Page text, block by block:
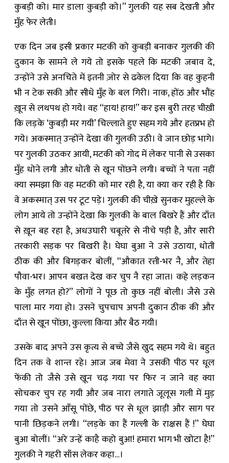
कुबड़ी को। मार डाला कुबड़ी को।” गुलकी यह सब देखती और
मुँह फेर लेती।
एक दिन जब इसी प्रकार मटकी को कुबड़ी बनाकर गुलकी की
दुकान के सामने ले गये तो इसके पहले कि मटकी जबाव दे,
उन्होंने उसे अनचिते में इतनी ज़ोर से ढकेल दिया कि वह कुहनी
भी न टेक सकी और सीधे मुँह के बल गिरी। नाक, होंठ और भौंह
ख़ून से लथपथ हो गये। वह “हाय! हाय!” कर इस बुरी तरह चीख़ी
कि लड़के ‘कुबड़ी मर गयी’ चिल्लाते हुए सहम गये और हतप्रभ हो
गये। अकस्मात् उन्होंने देखा की गुलकी उठी। वे जान छोड़ भागे।
पर गुलकी उठकर आयी, मटकी को गोद में लेकर पानी से उसका
मुँह धोने लगी और धोती से खून पोंछने लगी। बच्चों ने पता नहीं
क्या समझा कि वह मटकी को मार रही है, या क्या कर रही है कि
वे अकस्मात् उस पर टूट पड़े। गुलकी की चीख़े सुनकर मुहल्ले के
लोग आये तो उन्होंने देखा कि गुलकी के बाल बिखरे हैं और दाँत
से ख़ून बह रहा है, अधउघारी चबूतरे से नीचे पड़ी है, और सारी
तरकारी सड़क पर बिखरी है। घेघा बुआ ने उसे उठाया, धोती
ठीक की और बिगड़कर बोलीं, “औकात रत्ती-भर नै, और तेहा
पौवा-भर। आपन बखत देख कर चुप नै रहा जात। कहे लड़कन
के मुँह लगत हो?” लोगों ने पूछ तो कुछ नहीं बोली। जैसे उसे
पाला मार गया हो। उसने चुपचाप अपनी दुकान ठीक की और
दाँत से खू़न पोंछा, कुल्ला किया और बैठ गयी।
उसके बाद अपने उस कृत्य से बच्चे जैसे खु़द सहम गये थे। बहुत
दिन तक वे शान्त रहे। आज जब मेवा ने उसकी पीठ पर धूल
फेंकी तो जैसे उसे खू़न चढ़ गया पर फिर न जाने वह क्या
सोचकर चुप रह गयी और जब नारा लगाते जूलूस गली में मुड़
गया तो उसने आँसू पोंछे, पीठ पर से धूल झाड़ी और साग पर
पानी छिड़कने लगी। “लड़के का हैं गल्ली के राक्षस हैं !” घेघा
बुआ बोलीं। “अरे उन्हें काहै कहो बुआ! हमारा भाग भी खोटा है!”
गुलकी ने गहरी साँस लेकर कहा…।